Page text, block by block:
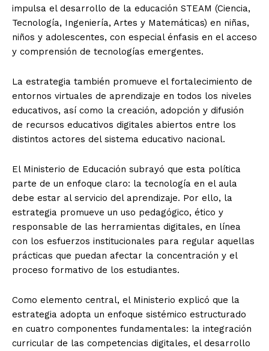
impulsa el desarrollo de la educación STEAM (Ciencia,
Tecnología, Ingeniería, Artes y Matemáticas) en niñas,
niños y adolescentes, con especial énfasis en el acceso
y comprensión de tecnologías emergentes.
La estrategia también promueve el fortalecimiento de
entornos virtuales de aprendizaje en todos los niveles
educativos, así como la creación, adopción y difusión
de recursos educativos digitales abiertos entre los
distintos actores del sistema educativo nacional.
El Ministerio de Educación subrayó que esta política
parte de un enfoque claro: la tecnología en el aula
debe estar al servicio del aprendizaje. Por ello, la
estrategia promueve un uso pedagógico, ético y
responsable de las herramientas digitales, en línea
con los esfuerzos institucionales para regular aquellas
prácticas que puedan afectar la concentración y el
proceso formativo de los estudiantes.
Como elemento central, el Ministerio explicó que la
estrategia adopta un enfoque sistémico estructurado
en cuatro componentes fundamentales: la integración
curricular de las competencias digitales, el desarrollo